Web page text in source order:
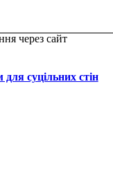
через сайт
суцільних стін